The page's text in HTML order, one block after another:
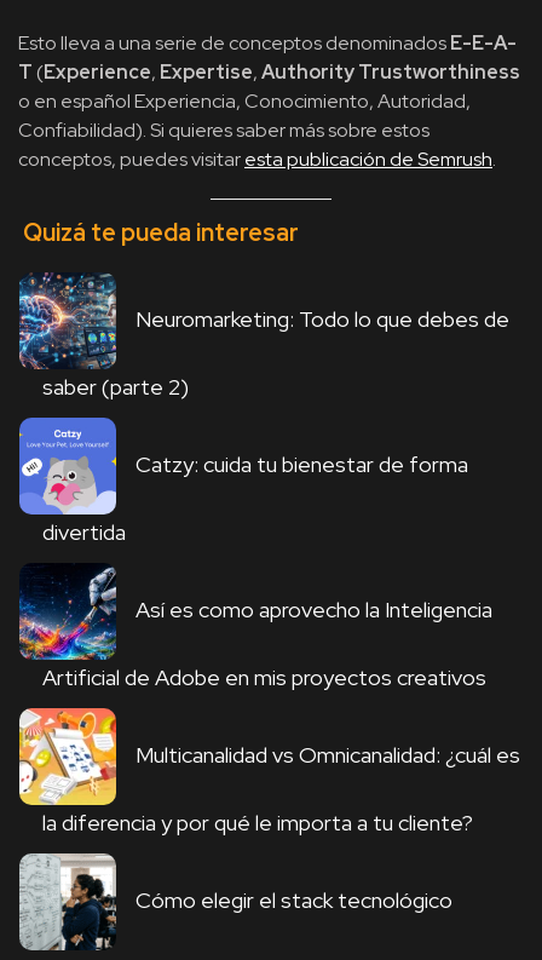
Esto lleva a una serie de conceptos denominadosE-E-A-
T(Experience, Expertise,AuthorityTrustworthiness
o en español Experiencia, Conocimiento, Autoridad,
Confiabilidad). Si quieres saber más sobre estos
conceptos, puedes visitaresta publicación de Semrush.
Quizá te pueda interesar
Neuromarketing: Todo lo que debes de
saber (parte 2)
Catzy: cuida tu bienestar de forma
divertida
Así es como aprovecho la Inteligencia
Artificial de Adobe en mis proyectos creativos
Multicanalidad vs Omnicanalidad: ¿cuál es
la diferencia y por qué le importa a tu cliente?
Cómo elegir el stack tecnológico